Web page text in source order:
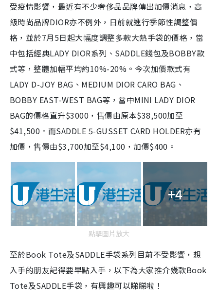
受疫情影響，最近有不少奢侈品品牌傳出加價消息，高
級時尚品牌DIOR亦不例外，日前就進行季節性調整價
格，並於7月5日起大幅度調整多款大熱手袋的價格，當
中包括經典LADY DIOR系列、SADDLE錢包及BOBBY款
式等，整體加幅平均約10%-20%。今次加價款式有
LADY D-JOY BAG、MEDIUM DIOR CARO BAG、
BOBBY EAST-WEST BAG等，當中MINI LADY DIOR
BAG的價格直升$3000，售價由原本$38,500加至
$41,500。而SADDLE 5-GUSSET CARD HOLDER亦有
加價，售價由$3,700加至$4,100，加價$400。
+4
點擊圖片放大
至於Book Tote及SADDLE手袋系列目前不受影響，想
入手的朋友記得要早點入手，以下為大家推介幾款Book
Tote及SADDLE手袋，有興趣可以睇睇啦！